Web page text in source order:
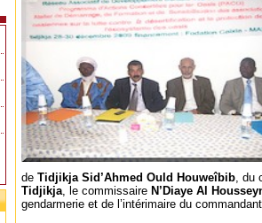
de Tidjikja Sid’Ahmed Ould Houweîbib, du
Tidjikja, le commissaire N’Diaye Al
gendarmerie et de l’intérimaire du